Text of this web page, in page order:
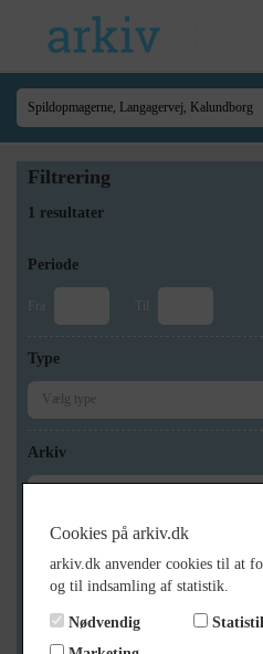
Filtrering
1 resultater
Periode
Fra Til
Type
Arkiv
Geografi
Cookies på arkiv.dk
arkiv.dk anvender cookies til at
og til indsamling af statistik.
Nødvendig